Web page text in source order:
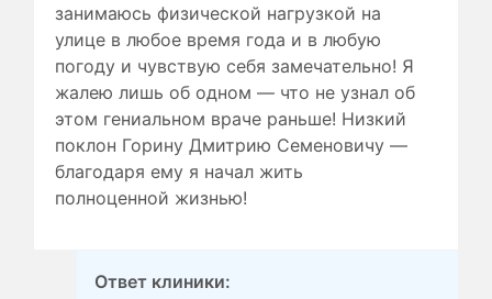
занимаюсь физической нагрузкой на
улице в любое время года и в любую
погоду и чувствую себя замечательно! Я
жалею лишь об одном — что не узнал об
этом гениальном враче раньше! Низкий
поклон Горину Дмитрию Семеновичу —
благодаря ему я начал жить
полноценной жизнью!
Ответ клиники: